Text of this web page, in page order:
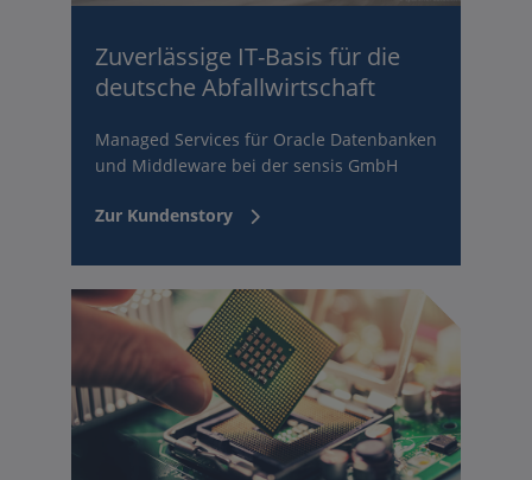
Zuverlässige IT-Basis für die
deutsche Abfallwirtschaft
Managed Services für Oracle Datenbanken
und Middleware bei der sensis GmbH
Zur Kundenstory